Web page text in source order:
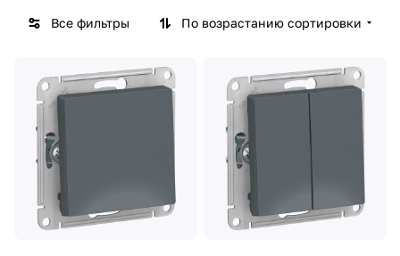
жа
овки
кана
Все фильтры По возрастанию сортировки